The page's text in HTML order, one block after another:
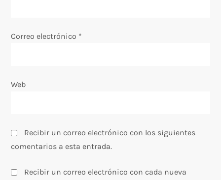
r
Correo electrónico *
Web
Recibir un correo electrónico con los siguientes
comentarios a esta entrada.
Recibir un correo electrónico con cada nueva